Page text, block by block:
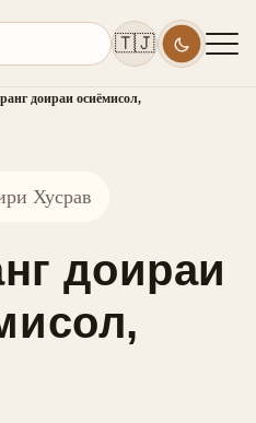
🇹🇯
доираи осиёмисол,
Хусрав
доираи